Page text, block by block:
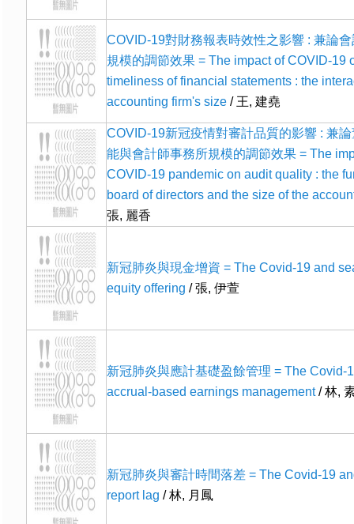
COVID-19對財務報表時效性之影響 : 兼論
規模的調節效果 = The impact of COVID-19
timeliness of financial statements : the
accounting firm's size / 王, 建堯
COVID-19新冠疫情對審計品質的影響 : 兼
能與會計師事務所規模的調節效果 = The
COVID-19 pandemic on audit quality : the
board of directors and the size of the
張, 麗香
新冠肺炎與現金增資 = The Covid-19 and
equity offering / 張, 伊萱
新冠肺炎與應計基礎盈餘管理 = The Covid-
accrual-based earnings management/ 林,
新冠肺炎與審計時間落差 = The Covid-19
report lag / 林, 月鳳